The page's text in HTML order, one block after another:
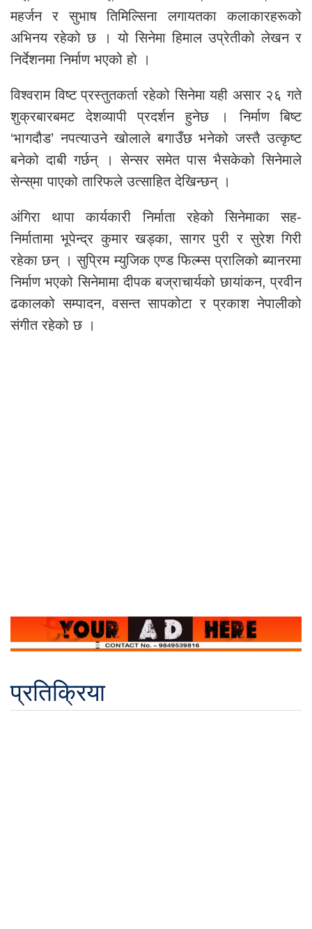
महर्जन र सुभाष तिमिल्सिना लगायतका कलाकारहरूको
अभिनय रहेको छ । यो सिनेमा हिमाल उप्रेतीको लेखन र
निर्देशनमा निर्माण भएको हो ।
विश्वराम विष्ट प्रस्तुतकर्ता रहेको सिनेमा यही असार २६ गते
शुक्रबारबमट देशव्यापी प्रदर्शन हुनेछ । निर्माण बिष्ट
‘भागदौड’ नपत्याउने खोलाले बगाउँछ भनेको जस्तै उत्कृष्ट
बनेको दाबी गर्छन् । सेन्सर समेत पास भैसकेको सिनेमाले
सेन्स्‌मा पाएको तारिफले उत्साहित देखिन्छन् ।
अंगिरा थापा कार्यकारी निर्माता रहेको सिनेमाका सह-
निर्मातामा भूपेन्द्र कुमार खड्का, सागर पुरी र सुरेश गिरी
रहेका छन् । सुप्रिम म्युजिक एण्ड फिल्म्स प्रालिको ब्यानरमा
निर्माण भएको सिनेमामा दीपक बज्राचार्यको छायांकन, प्रवीन
ढकालको सम्पादन, वसन्त सापकोटा र प्रकाश नेपालीको
संगीत रहेको छ ।
प्रतिक्रिया